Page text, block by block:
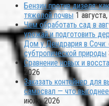
Бензин против дизеля:
тяжелой почвы 1
Чем обработать сад в
урожай и подготовить
Дом у Дендрария в
субтропической природы
Сравнение новых и
2026
Заказать контейнер для
самосвал — что
июля, 2026